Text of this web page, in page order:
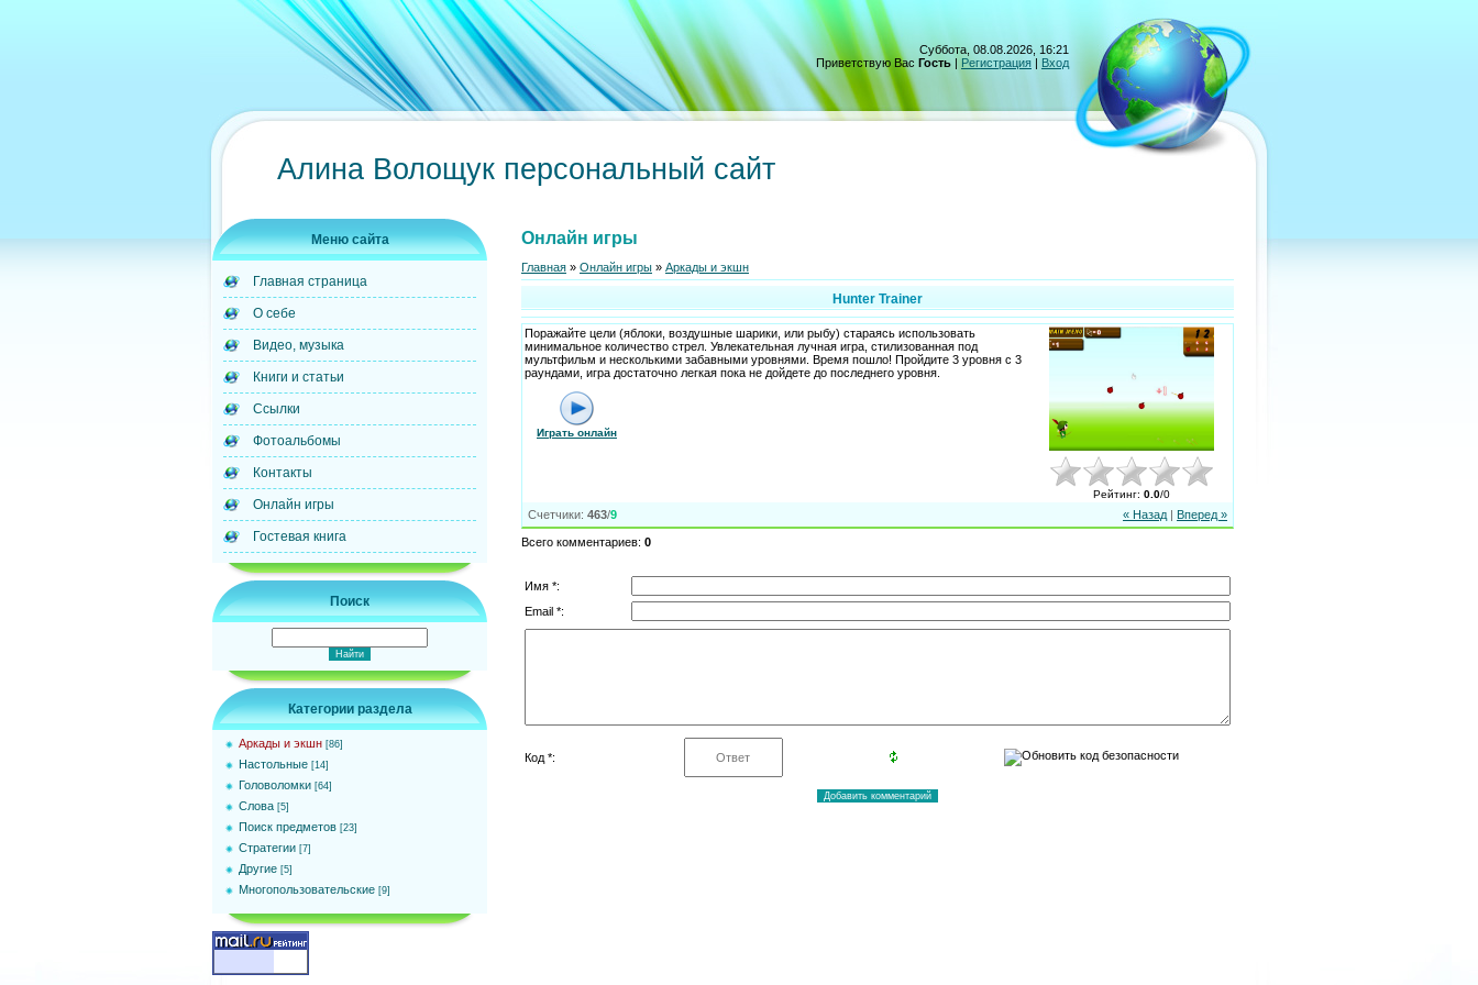
Суббота, 08.08.2026, 16:21
Приветствую Вас Гость | Регистрация | Вход
Алина Волощук персональный сайт
Меню сайта
Главная страница
О себе
Видео, музыка
Книги и статьи
Ссылки
Фотоальбомы
Контакты
Онлайн игры
Гостевая книга
Поиск
Категории раздела
Аркады и экшн [86]
Настольные [14]
Головоломки [64]
Слова [5]
Поиск предметов [23]
Стратегии [7]
Другие [5]
Многопользовательские [9]
Онлайн игры
Главная » Онлайн игры » Аркады и экшн
Hunter Trainer
Поражайте цели (яблоки, воздушные шарики, или рыбу) стараясь использовать
минимальное количество стрел. Увлекательная лучная игра, стилизованная под
мультфильм и несколькими забавными уровнями. Время пошло! Пройдите 3 уровня с 3
раундами, игра достаточно легкая пока не дойдете до последнего уровня.
Играть онлайн
Рейтинг: 0.0/0
« Назад | Вперед »
Счетчики: 463/9
Всего комментариев: 0
Имя *:
Email *:
Код *: